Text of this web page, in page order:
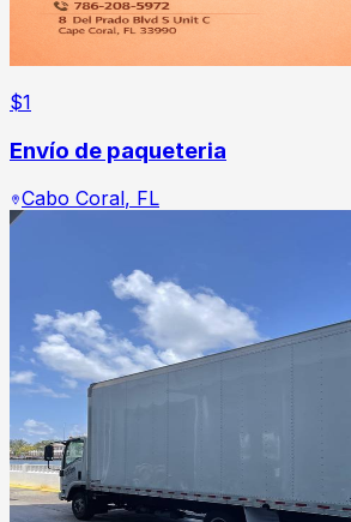
$1
Envío de paqueteria
Cabo Coral, FL